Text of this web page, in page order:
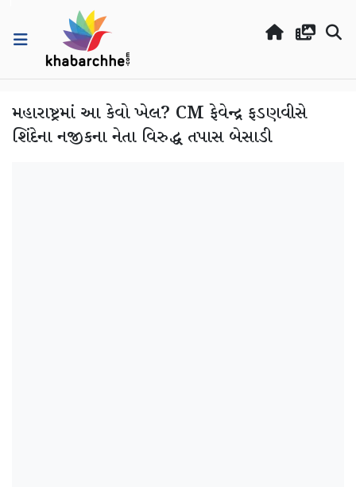
મહારાષ્ટ્રમાં આ કેવો ખેલ? CM ફેવેન્દ્ર ફડણવીસે
શિંદેના નજીકના નેતા વિરુદ્ધ તપાસ બેસાડી